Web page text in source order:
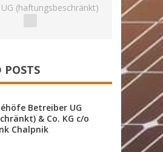
(haftungsbeschränkt)
POSTS
Betreiber UG
& Co. KG c/o
Chalpnik